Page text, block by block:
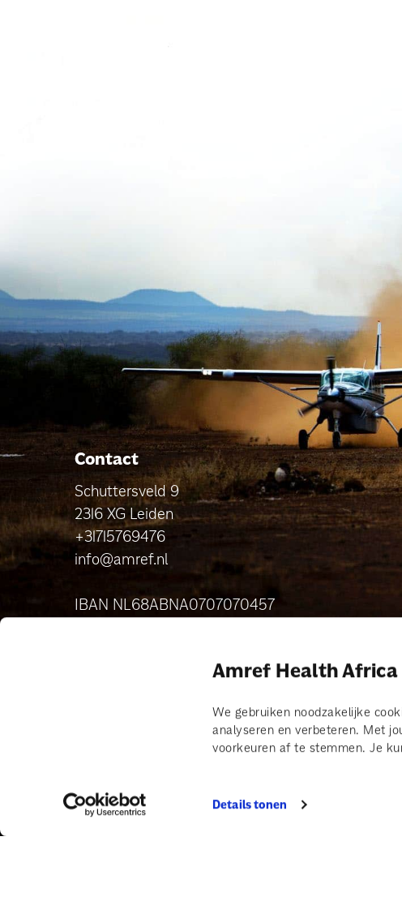
Amref Health
We gebruiken noodzakelijke
analyseren en verbeteren. Met
voorkeuren af te stemmen. Je
Details tonen
Contact
Schuttersveld 9
2316 XG Leiden
+31715769476
info@amref.nl
IBAN NL68ABNA0707070457
© 2026 Amref Health Africa
Jaarverslag
Erkenningspaspoort CBF Gedragscode